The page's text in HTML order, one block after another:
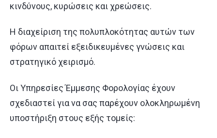
κινδύνους, κυρώσεις και χρεώσεις.
Η διαχείριση της πολυπλοκότητας αυτών των
φόρων απαιτεί εξειδικευμένες γνώσεις και
στρατηγικό χειρισμό.
Οι Υπηρεσίες Έμμεσης Φορολογίας έχουν
σχεδιαστεί για να σας παρέχουν ολοκληρωμένη
υποστήριξη στους εξής τομείς: